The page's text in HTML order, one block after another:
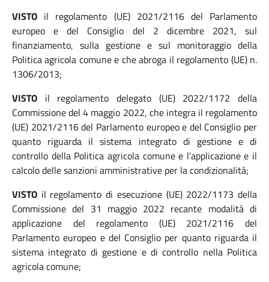
VISTO il regolamento (UE) 2021/2116 del Parlamento
europeo e del Consiglio del 2 dicembre 2021, sul
finanziamento, sulla gestione e sul monitoraggio della
Politica agricola comune e che abroga il regolamento (UE) n.
1306/2013;
VISTO il regolamento delegato (UE) 2022/1172 della
Commissione del 4 maggio 2022, che integra il regolamento
(UE) 2021/2116 del Parlamento europeo e del Consiglio per
quanto riguarda il sistema integrato di gestione e di
controllo della Politica agricola comune e l’applicazione e il
calcolo delle sanzioni amministrative per la condizionalità;
VISTO il regolamento di esecuzione (UE) 2022/1173 della
Commissione del 31 maggio 2022 recante modalità di
applicazione del regolamento (UE) 2021/2116 del
Parlamento europeo e del Consiglio per quanto riguarda il
sistema integrato di gestione e di controllo nella Politica
agricola comune;